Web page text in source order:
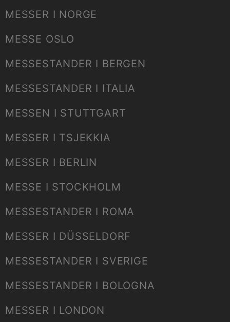
MESSER I NORGE
MESSE OSLO
MESSESTANDER I BERGEN
MESSESTANDER I ITALIA
MESSEN I STUTTGART
MESSER I TSJEKKIA
MESSER I BERLIN
MESSE I STOCKHOLM
MESSESTANDER I ROMA
MESSER I DÜSSELDORF
MESSESTANDER I SVERIGE
MESSESTANDER I BOLOGNA
MESSER I LONDON